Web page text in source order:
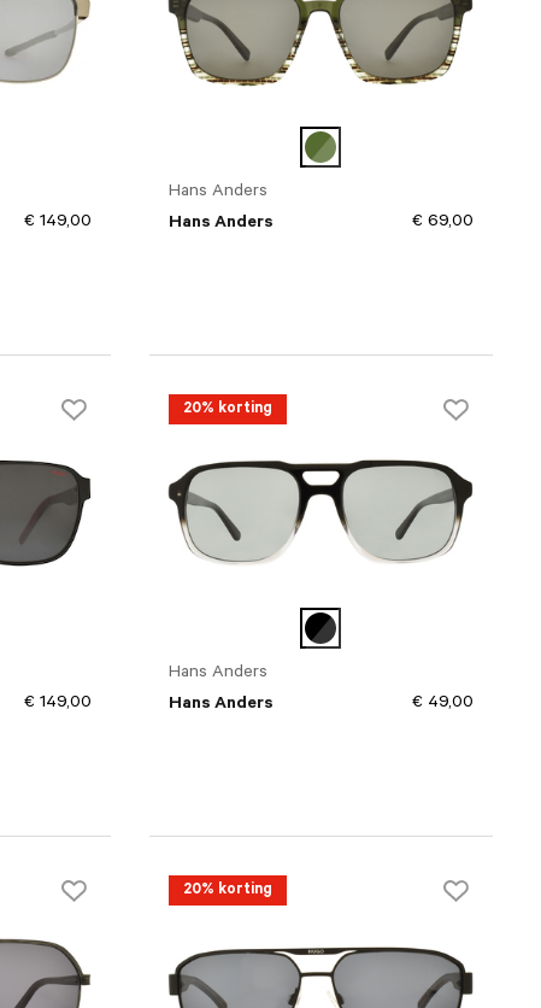
€ 149,00
Hans Anders
Hans Anders
€ 69,00
€ 149,00
20% korting
Hans Anders
Hans Anders
€ 49,00
20% korting